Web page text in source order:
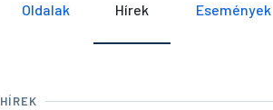
Oldalak Hírek Események
HÍREK